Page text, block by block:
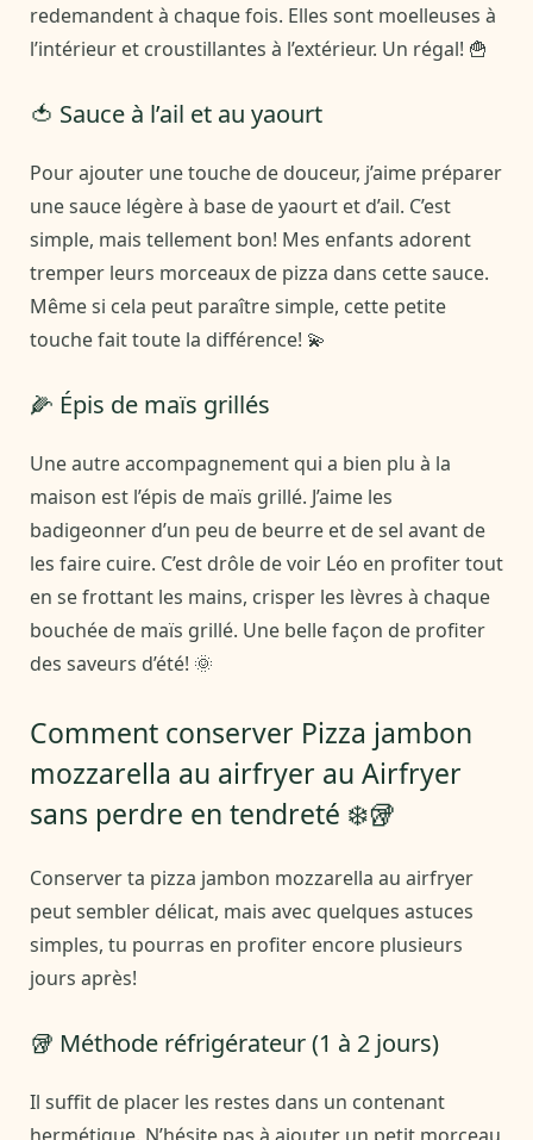
redemandent à chaque fois. Elles sont moelleuses à
l’intérieur et croustillantes à l’extérieur. Un régal! 🍟
🍅 Sauce à l’ail et au yaourt
Pour ajouter une touche de douceur, j’aime préparer
une sauce légère à base de yaourt et d’ail. C’est
simple, mais tellement bon! Mes enfants adorent
tremper leurs morceaux de pizza dans cette sauce.
Même si cela peut paraître simple, cette petite
touche fait toute la différence! 💫
🌽 Épis de maïs grillés
Une autre accompagnement qui a bien plu à la
maison est l’épis de maïs grillé. J’aime les
badigeonner d’un peu de beurre et de sel avant de
les faire cuire. C’est drôle de voir Léo en profiter tout
en se frottant les mains, crisper les lèvres à chaque
bouchée de maïs grillé. Une belle façon de profiter
des saveurs d’été! 🌞
Comment conserver Pizza jambon
mozzarella au airfryer au Airfryer
sans perdre en tendreté ❄️🥡
Conserver ta pizza jambon mozzarella au airfryer
peut sembler délicat, mais avec quelques astuces
simples, tu pourras en profiter encore plusieurs
jours après!
🥡 Méthode réfrigérateur (1 à 2 jours)
Il suffit de placer les restes dans un contenant